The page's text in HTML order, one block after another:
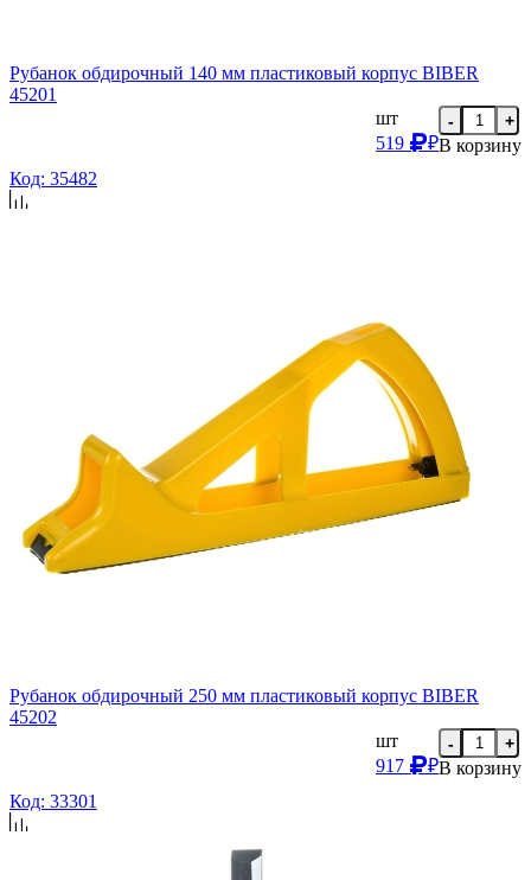
Рубанок обдирочный 140 мм пластиковый корпус BIBER
45201
шт
519
₽
- +
В корзину
Код: 35482
Рубанок обдирочный 250 мм пластиковый корпус BIBER
45202
шт
917
₽
- +
В корзину
Код: 33301